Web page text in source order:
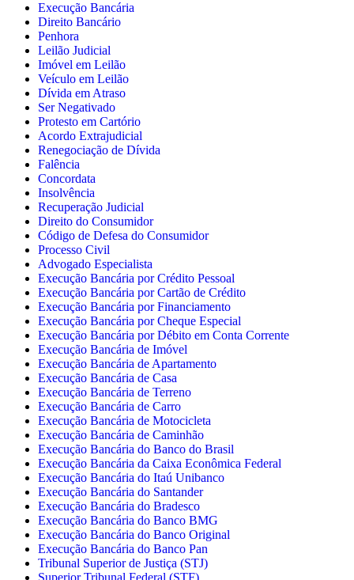
Execução Bancária
Direito Bancário
Penhora
Leilão Judicial
Imóvel em Leilão
Veículo em Leilão
Dívida em Atraso
Ser Negativado
Protesto em Cartório
Acordo Extrajudicial
Renegociação de Dívida
Falência
Concordata
Insolvência
Recuperação Judicial
Direito do Consumidor
Código de Defesa do Consumidor
Processo Civil
Advogado Especialista
Execução Bancária por Crédito Pessoal
Execução Bancária por Cartão de Crédito
Execução Bancária por Financiamento
Execução Bancária por Cheque Especial
Execução Bancária por Débito em Conta Corrente
Execução Bancária de Imóvel
Execução Bancária de Apartamento
Execução Bancária de Casa
Execução Bancária de Terreno
Execução Bancária de Carro
Execução Bancária de Motocicleta
Execução Bancária de Caminhão
Execução Bancária do Banco do Brasil
Execução Bancária da Caixa Econômica Federal
Execução Bancária do Itaú Unibanco
Execução Bancária do Santander
Execução Bancária do Bradesco
Execução Bancária do Banco BMG
Execução Bancária do Banco Original
Execução Bancária do Banco Pan
Tribunal Superior de Justiça (STJ)